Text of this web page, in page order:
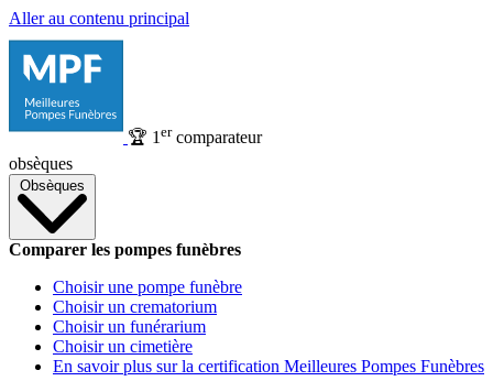
Aller au contenu principal
🏆 1 ercomparateur
obsèques
Obsèques
Comparer les pompes funèbres
Choisir une pompe funèbre
Choisir un crematorium
Choisir un funérarium
Choisir un cimetière
En savoir plus sur la certification Meilleures Pompes Funèbres